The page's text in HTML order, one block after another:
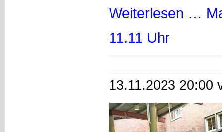
Weiterlesen …
11.11 Uhr
13.11.2023 20:00